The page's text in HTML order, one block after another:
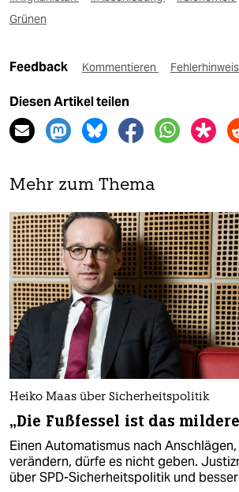
Grünen
Feedback Kommentieren Fehlerhinweis
Diesen Artikel teilen
Mehr zum Thema
Heiko Maas über Sicherheitspolitik
„Die Fußfessel ist das
Einen Automatismus nach Anschlägen,
verändern, dürfe es nicht geben.
über SPD-Sicherheitspolitik und